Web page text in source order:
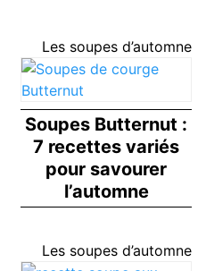
Les soupes d’automne
Soupes Butternut :
7 recettes variés
pour savourer
l’automne
Les soupes d’automne